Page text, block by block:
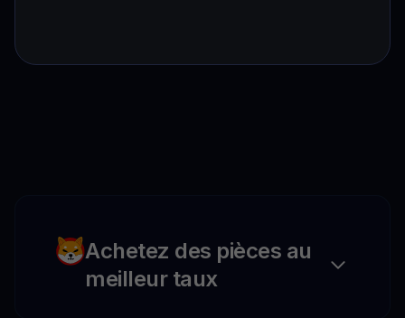
Achetez des pièces au
meilleur taux